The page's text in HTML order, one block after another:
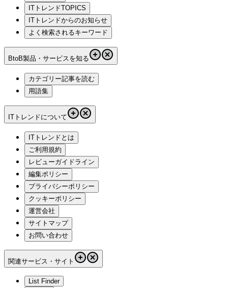
ITトレンドTOPICS
ITトレンドからのお知らせ
よく検索されるキーワード
BtoB製品・サービスを知る
カテゴリー記事を読む
用語集
ITトレンドについて
ITトレンドとは
ご利用規約
レビューガイドライン
編集ポリシー
プライバシーポリシー
クッキーポリシー
運営会社
サイトマップ
お問い合わせ
関連サービス・サイト
List Finder